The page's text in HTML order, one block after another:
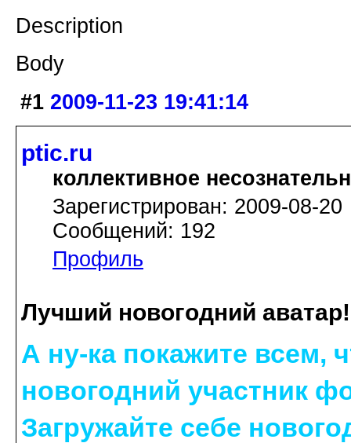
Description
Body
#1 2009-11-23 19:41:14
ptic.ru
коллективное
Зарегистрирован: 2009-08-20
Сообщений: 192
Профиль
Лучший новогодний аватар!
А ну-ка покажите
новогодний участник
Загружайте себе